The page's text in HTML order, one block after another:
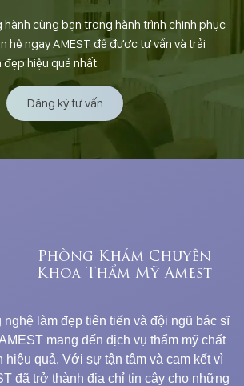
hành cùng bạn trong hành trình chinh phục
hệ ngay AMEST để được tư vấn và trải
hiệu quả nhất.
Đăng ký tư vấn
Phòng Khám Chuyên
Khoa Thẩm Mỹ Amest
làm đẹp tiên tiến và đội ngũ bác sĩ
mang đến dịch vụ thẩm mỹ chất
hiệu quả. Với sự tận tâm và cam kết vì
đã trở thành địa chỉ tin cậy cho những